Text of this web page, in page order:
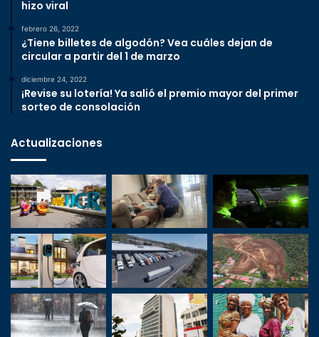
hizo viral
febrero 26, 2022
¿Tiene billetes de algodón? Vea cuáles dejan de
circular a partir del 1 de marzo
diciembre 24, 2022
¡Revise su lotería! Ya salió el premio mayor del primer
sorteo de consolación
Actualizaciones